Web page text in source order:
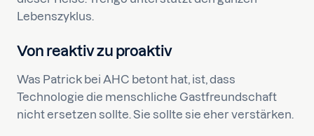
Lebenszyklus.
Von reaktiv zu proaktiv
Was Patrick bei AHC betont hat, ist, dass
Technologie die menschliche Gastfreundschaft
nicht ersetzen sollte. Sie sollte sie eher verstärken.